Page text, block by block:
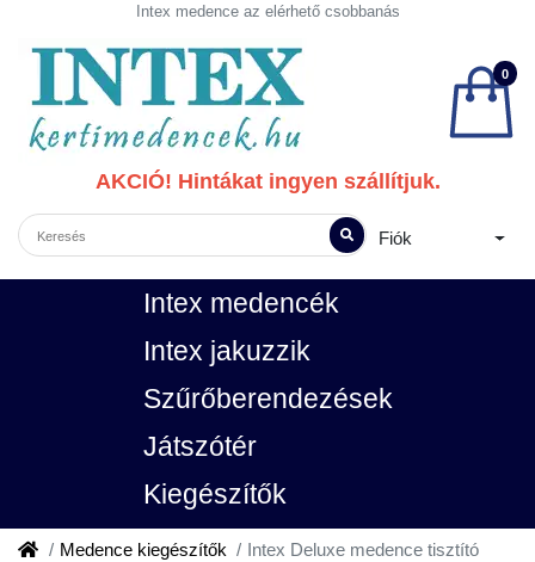
Intex medence az elérhető csobbanás
0
AKCIÓ! Hintákat ingyen szállítjuk.
Fiók
Intex medencék
Intex jakuzzik
Szűrőberendezések
Játszótér
Kiegészítők
Medence kiegészítők
Intex Deluxe medence tisztító